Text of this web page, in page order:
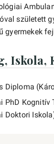
született
gyermekek
Iskola,
Diploma
PhD Kognitív
Doktori